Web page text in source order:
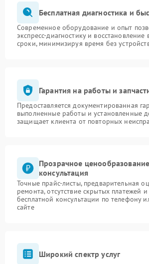
Бесплатная диагностика и
Современное оборудование и опыт
экспресс-диагностику и
сроки, минимизируя время без
Гарантия на работы и
Предоставляется документированная
выполненные работы и установленные
защищает клиента от повторных
Прозрачное
консультация
Точные прайс-листы, предварительная
ремонта, отсутствие скрытых платежей
бесплатной консультации по телефону
сайте
Широкий спектр услуг